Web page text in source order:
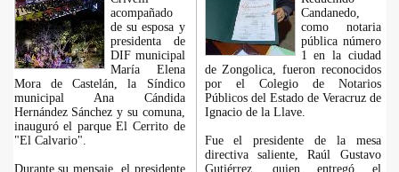
acompañado
de su esposa y
presidenta de
DIF municipal
María Elena
Mora de Castelán, la Síndico
municipal Ana Cándida
Hernández Sánchez y su comuna,
inauguró el parque El Cerrito de
"El Calvario".
Durante su mensaje, el presidente
Candanedo,
como notaria
pública número
1 en la ciudad
de Zongolica, fueron reconocidos
por el Colegio de Notarios
Públicos del Estado de Veracruz de
Ignacio de la Llave.
Fue el presidente de la mesa
directiva saliente, Raúl Gustavo
Gutiérrez, quien entregó el